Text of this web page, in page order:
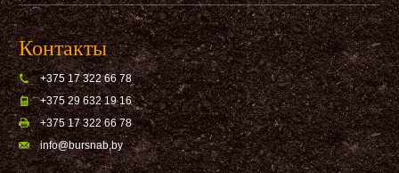
Контакты
+375 17 322 66 78
+375 29 632 19 16
+375 17 322 66 78
info@bursnab,by